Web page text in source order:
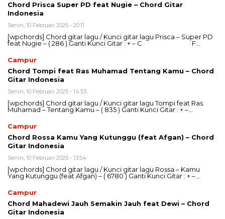
Chord Prisca Super PD feat Nugie – Chord Gitar
Indonesia
Senin, 10 Februari 2025 - 20:11
[wpchords] Chord gitar lagu / Kunci gitar lagu Prisca – Super PD
feat Nugie – ( 286 ) Ganti Kunci Gitar : + – C F…
Campur
Chord Tompi feat Ras Muhamad Tentang Kamu – Chord
Gitar Indonesia
Senin, 10 Februari 2025 - 14:53
[wpchords] Chord gitar lagu / Kunci gitar lagu Tompi feat Ras
Muhamad – Tentang Kamu – ( 835 ) Ganti Kunci Gitar : + –…
Campur
Chord Rossa Kamu Yang Kutunggu (feat Afgan) – Chord
Gitar Indonesia
Senin, 10 Februari 2025 - 13:54
[wpchords] Chord gitar lagu / Kunci gitar lagu Rossa – Kamu
Yang Kutunggu (feat Afgan) – ( 6780 ) Ganti Kunci Gitar : + –…
Campur
Chord Mahadewi Jauh Semakin Jauh feat Dewi – Chord
Gitar Indonesia